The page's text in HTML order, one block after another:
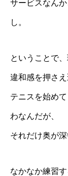
サービスなん
し。
ということで
違和感を押さ
テニスを始め
わなんだが、
それだけ奥が
なかなか練習